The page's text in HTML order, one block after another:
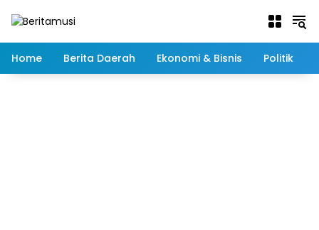
Home
Berita Daerah Ekonomi & Bisnis Politik